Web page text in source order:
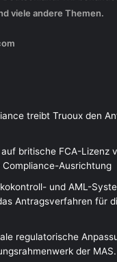
viele andere Themen.
treibt Truoux den
britische FCA-Lizenz
Ausrichtung
und AML-
Antragsverfahren für
regulatorische
der MAS.